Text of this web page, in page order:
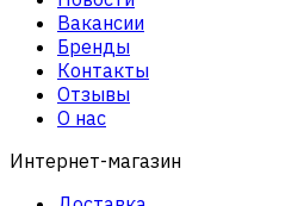
Вакансии
Бренды
Контакты
Отзывы
О нас
Интернет-магазин